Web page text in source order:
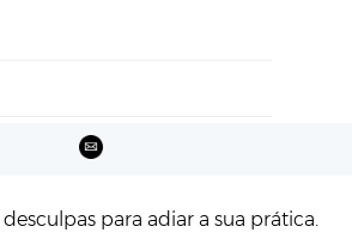
para adiar a sua prática.